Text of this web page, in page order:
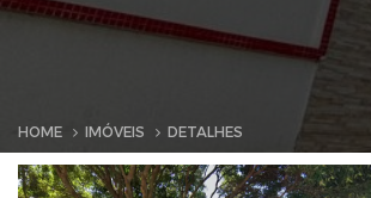
HOME IMÓVEIS DETALHES